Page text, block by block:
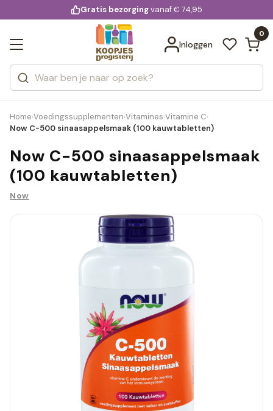
voor 20:00 uur besteld
Gratis bezorgingvanaf € 74,95
Inloggen
0
Zoeken
Categorieën
Merken
Bekijk alle resultaten
Home›Voedingssupplementen›Vitamines›Vitamine C›
Now C-500 sinaasappelsmaak (100 kauwtabletten)
Now C-500 sinaasappelsmaak
(100 kauwtabletten)
Now